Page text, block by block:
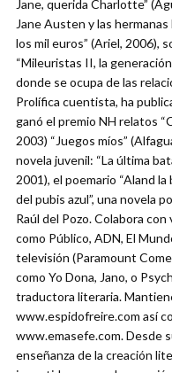
Jane, querida Charlotte”
Jane Austen y las
los mil euros” (Ariel, 2006),
“Mileuristas II, la
donde se ocupa de las
Prolífica cuentista, ha
ganó el premio NH relatos
2003) “Juegos míos”
novela juvenil: “La última
2001), el poemario “Aland la
del pubis azul”, una novela
Raúl del Pozo. Colabora
como Público, ADN, El
televisión (Paramount
como Yo Dona, Jano, o
traductora literaria.
www.espidofreire.com así
www.emasefe.com. Desde
enseñanza de la creación